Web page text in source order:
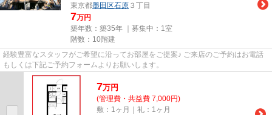
東京都墨田区石原 ３丁目
7万円
築年数：築35年 ｜募集中： 1室
階数：10階建
経験豊富なスタッフがご希望に沿ってお部屋をご提案♪ ご来店のご予約はお電話
もしくは下記ご予約フォームよりお願いします。
7万円
(管理費・共益費 7,000円)
敷：1ヶ月｜礼：1ヶ月